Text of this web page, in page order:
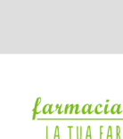
Valaperta